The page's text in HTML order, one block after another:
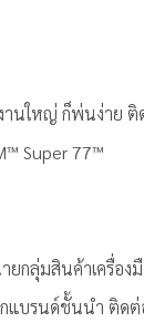
านใหญ่ ก็พ่นง่าย ติ
Super 77™
กลุ่มสินค้าเครื่อง
บรนด์ชั้นนำ ติดต่